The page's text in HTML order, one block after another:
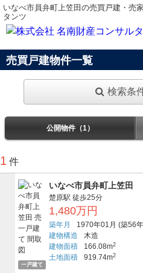
いなべ市員弁町上笠田の売買戸建・売
タンツ
売買戸建物件一覧
検索条
公開物件（1）
1 件
一戸建て
いなべ市員弁町上笠田
楚原駅 徒歩25分
1,480万円
築年月 1970年01月 (築56
建物構造
木造
建物面積
166.08m2
土地面積 919.74m2